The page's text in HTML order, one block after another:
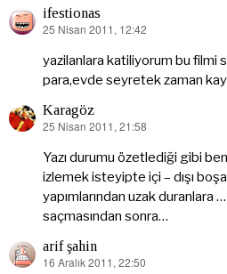
ifestionas
dedi
25 Nisan 2011, 12:42
yazilanlara katiliyorum bu filmi
para,evde seyretek zaman
Karagöz
dedi
25 Nisan 2011, 21:58
Yazı durumu özetlediği gibi
izlemek isteyipte içi – dışı
yapımlarından uzak duranlara
saçmasından sonra…
arif şahin
dedi
16 Aralık 2011, 22:50